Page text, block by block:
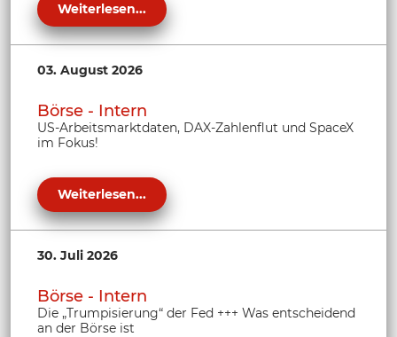
Weiterlesen...
03. August 2026
Börse - Intern
US-Arbeitsmarktdaten, DAX-Zahlenflut und SpaceX
im Fokus!
Weiterlesen...
30. Juli 2026
Börse - Intern
Die „Trumpisierung“ der Fed +++ Was entscheidend
an der Börse ist